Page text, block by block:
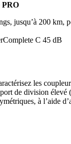
PRO
jusqu’à 200 km,
C 45 dB
les
de division élevé
à l’aide